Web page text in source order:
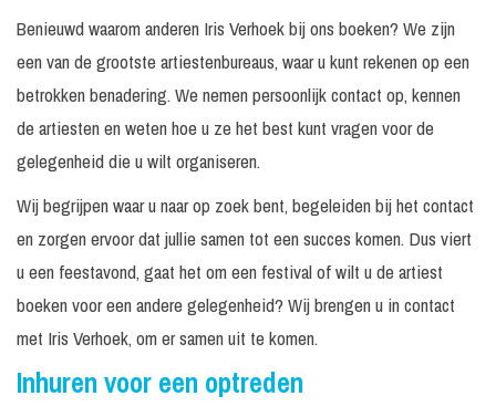
Benieuwd waarom anderen Iris Verhoek bij ons boeken? We zijn
een van de grootste artiestenbureaus, waar u kunt rekenen op een
betrokken benadering. We nemen persoonlijk contact op, kennen
de artiesten en weten hoe u ze het best kunt vragen voor de
gelegenheid die u wilt organiseren.
Wij begrijpen waar u naar op zoek bent, begeleiden bij het contact
en zorgen ervoor dat jullie samen tot een succes komen. Dus viert
u een feestavond, gaat het om een festival of wilt u de artiest
boeken voor een andere gelegenheid? Wij brengen u in contact
met Iris Verhoek, om er samen uit te komen.
Inhuren voor een optreden